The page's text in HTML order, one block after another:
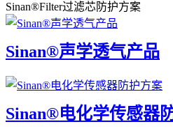
Sinan®Filter过滤芯防护方案
Sinan®声学透气产品
Sinan®电化学传感器